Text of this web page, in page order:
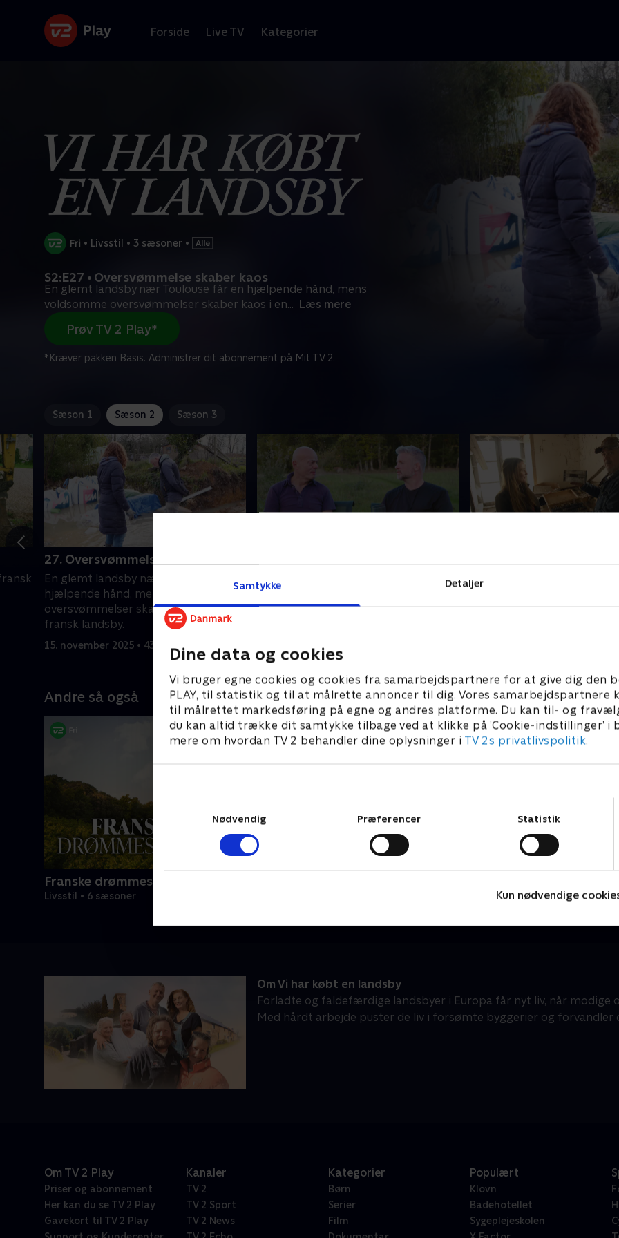
Samtykke Detaljer
Dine data og cookies
Vi bruger egne cookies og cookies fra samarbejdspartnere for at give dig den
PLAY, til statistik og til at målrette annoncer til dig. Vores samarbejdspartnere
til målrettet markedsføring på egne og andres platforme. Du kan til- og
du kan altid trække dit samtykke tilbage ved at klikke på ’Cookie-indstillinger’ i
mere om hvordan TV 2 behandler dine oplysninger i TV 2s privatlivspolitik.
Nødvendig
Præferencer Statistik
Kun nødvendige
Forside Live TV Kategorier
• Livsstil • 3 sæsoner •
S2:E27 • Oversvømmelse skaber kaos
En glemt landsby nær Toulouse får en hjælpende hånd, mens
voldsomme oversvømmelser skaber kaos i en... Læs mere
Prøv TV 2 Play*
*Kræver pakken Basis. Administrer dit abonnement på Mit TV 2.
Sæson 1 Sæson 2 Sæson 3
27. Oversvømmelse skaber kaos
En glemt landsby nær Toulouse får en
hjælpende hånd, mens voldsomme
oversvømmelser skaber kaos i en
fransk landsby.
15. november 2025 • 43 min
En bjerglandsby i Spanien bliver ramt
af jordskred, og i Frankrig skal de
sidste ting fikses, inden de første
15. november 2025 • 43 min
I Frankrig går et par i gang
Andre så også
Franske drømmeslotte
Livsstil • 6 sæsoner
Om Vi har købt en landsby
Forladte og faldefærdige landsbyer i Europa får nyt liv, når modige
Med hårdt arbejde puster de liv i forsømte byggerier og forvandler
Om TV 2 Play
Priser og abonnement
Her kan du se TV 2 Play
Gavekort til TV 2 Play
Kanaler
TV 2
TV 2 Sport
TV 2 News
Kategorier
Børn
Serier
Film
Populært
Klovn
Badehotellet
Sygeplejeskolen